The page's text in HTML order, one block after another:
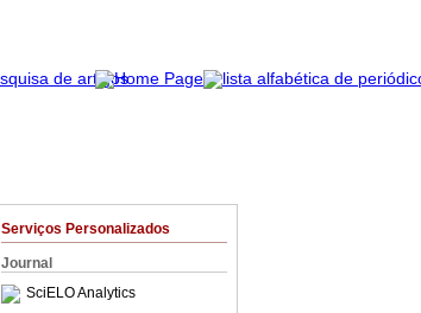
Serviços Personalizados
Journal
SciELO Analytics